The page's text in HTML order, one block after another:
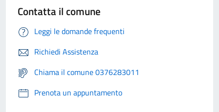
Contatta il comune
Leggi le domande frequenti
Richiedi Assistenza
Chiama il comune 0376283011
Prenota un appuntamento